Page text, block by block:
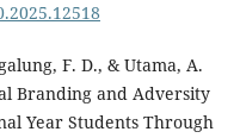
F. D., & Utama, A.
Branding and Adversity
Year Students Through